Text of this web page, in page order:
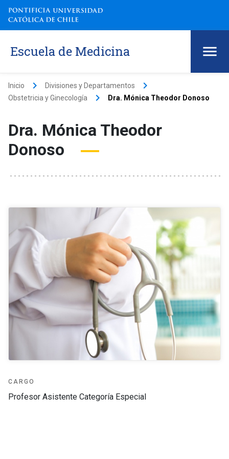
Escuela de Medicina
Inicio keyboard_arrow_right Divisiones y Departamentos keyboard_arrow_right
Obstetricia y Ginecología keyboard_arrow_right Dra. Mónica Theodor Donoso
Dra. Mónica Theodor
Donoso
CARGO
Profesor Asistente Categoría Especial